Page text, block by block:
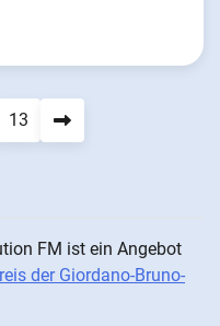
13
FM ist ein An­ge­bot
der Gi­ordano-Bruno-